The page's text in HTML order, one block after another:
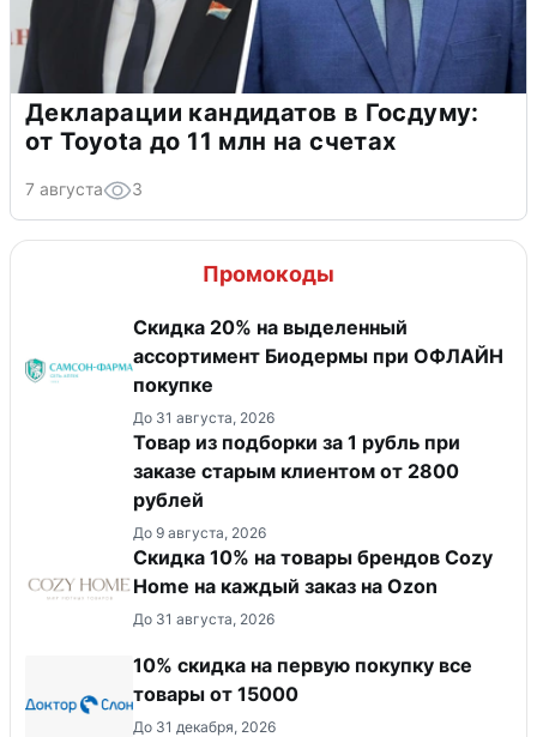
Декларации кандидатов в Госдуму:
от Toyota до 11 млн на счетах
7 августа 3
Промокоды
Скидка 20% на выделенный
ассортимент Биодермы при ОФЛАЙН
покупке
До 31 августа, 2026
Товар из подборки за 1 рубль при
заказе старым клиентом от 2800
рублей
До 9 августа, 2026
Скидка 10% на товары брендов Cozy
Home на каждый заказ на Оzon
До 31 августа, 2026
10% скидка на первую покупку все
товары от 15000
До 31 декабря, 2026